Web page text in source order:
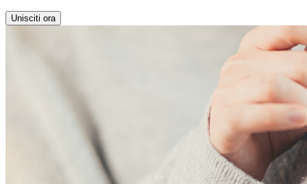
Unisciti ora